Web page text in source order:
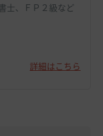
士、ＦＰ２級など
詳細はこちら